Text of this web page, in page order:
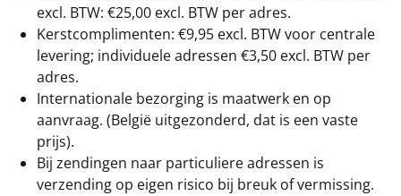
excl. BTW: €25,00 excl. BTW per adres.
Kerstcomplimenten: €9,95 excl. BTW voor centrale
levering; individuele adressen €3,50 excl. BTW per
adres.
Internationale bezorging is maatwerk en op
aanvraag. (België uitgezonderd, dat is een vaste
prijs).
Bij zendingen naar particuliere adressen is
verzending op eigen risico bij breuk of vermissing.